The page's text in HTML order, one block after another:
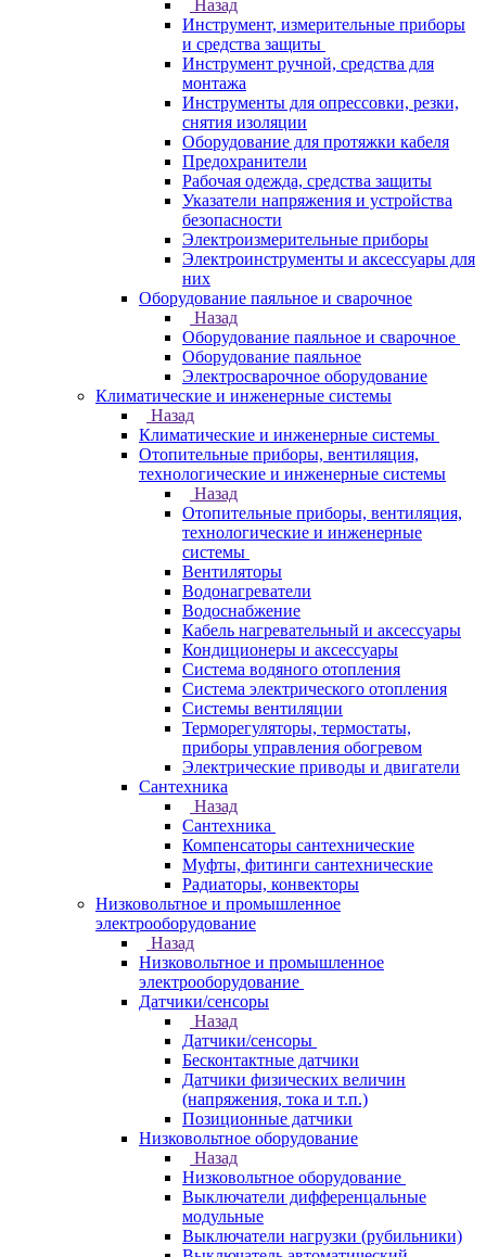
Назад
Инструмент, измерительные приборы
и средства защиты
Инструмент ручной, средства для
монтажа
Инструменты для опрессовки, резки,
снятия изоляции
Оборудование для протяжки кабеля
Предохранители
Рабочая одежда, средства защиты
Указатели напряжения и устройства
безопасности
Электроизмерительные приборы
Электроинструменты и аксессуары для
них
Оборудование паяльное и сварочное
Назад
Оборудование паяльное и сварочное
Оборудование паяльное
Электросварочное оборудование
Климатические и инженерные системы
Назад
Климатические и инженерные системы
Отопительные приборы, вентиляция,
технологические и инженерные системы
Назад
Отопительные приборы, вентиляция,
технологические и инженерные
системы
Вентиляторы
Водонагреватели
Водоснабжение
Кабель нагревательный и аксессуары
Кондиционеры и аксессуары
Система водяного отопления
Система электрического отопления
Системы вентиляции
Терморегуляторы, термостаты,
приборы управления обогревом
Электрические приводы и двигатели
Сантехника
Назад
Сантехника
Компенсаторы сантехнические
Муфты, фитинги сантехнические
Радиаторы, конвекторы
Низковольтное и промышленное
электрооборудование
Назад
Низковольтное и промышленное
электрооборудование
Датчики/сенсоры
Назад
Датчики/сенсоры
Бесконтактные датчики
Датчики физических величин
(напряжения, тока и т.п.)
Позиционные датчики
Низковольтное оборудование
Назад
Низковольтное оборудование
Выключатели дифференцальные
модульные
Выключатели нагрузки (рубильники)